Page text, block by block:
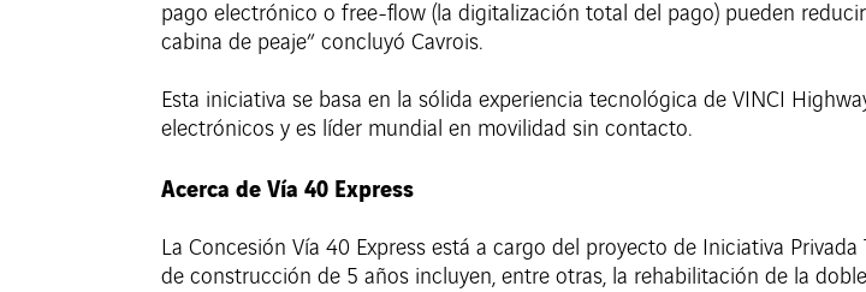
pago electrónico o free-flow (la digitalización total del pago) pueden
cabina de peaje” concluyó Cavrois.
Esta iniciativa se basa en la sólida experiencia tecnológica de VINCI
electrónicos y es líder mundial en movilidad sin contacto.
Acerca de Vía 40 Express
La Concesión Vía 40 Express está a cargo del proyecto de Iniciativa
de construcción de 5 años incluyen, entre otras, la rehabilitación de la